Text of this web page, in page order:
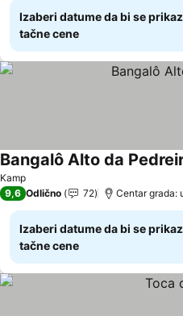
Izaberi datume da bi se
tačne cene
Kamp
Bangalô Alto da
9,6 Odlično 72 Centar grada:
Izaberi datume da bi se
tačne cene